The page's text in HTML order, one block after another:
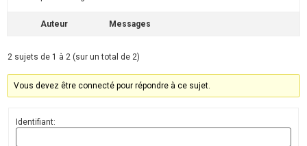
Auteur Messages
2 sujets de 1 à 2 (sur un total de 2)
Vous devez être connecté pour répondre à ce sujet.
Identifiant: